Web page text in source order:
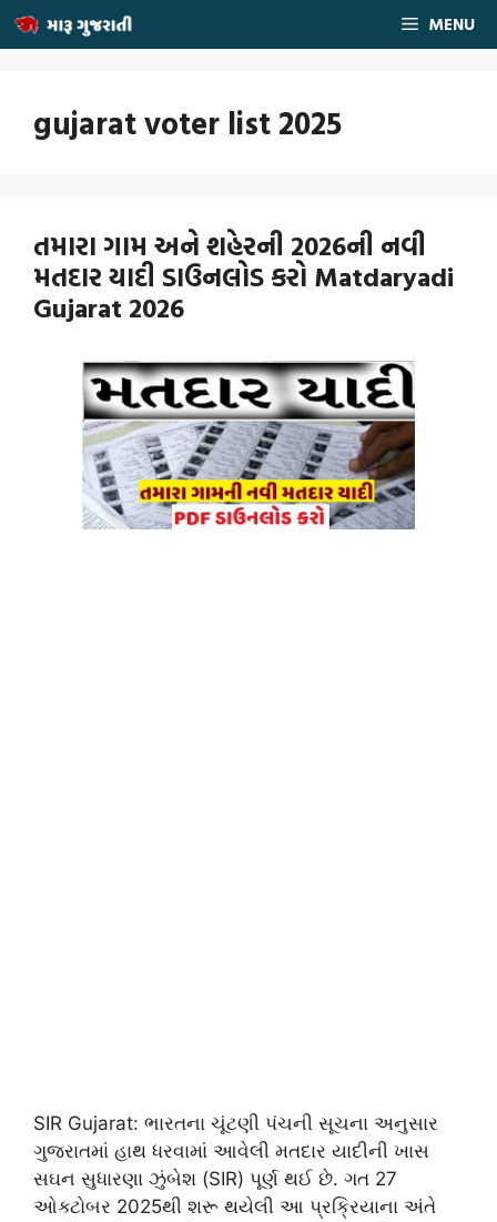
Skip
MENU
gujarat voter list 2025
તમારા ગામ અને શહેરની 2026ની નવી
મતદાર યાદી ડાઉનલોડ કરો Matdaryadi
Gujarat 2026
SIR Gujarat: ભારતના ચૂંટણી પંચની સૂચના અનુસાર
ગુજરાતમાં હાથ ધરવામાં આવેલી મતદાર યાદીની ખાસ
સઘન સુધારણા ઝુંબેશ (SIR) પૂર્ણ થઈ છે. ગત 27
ઓક્ટોબર 2025થી શરૂ થયેલી આ પ્રક્રિયાના અંતે